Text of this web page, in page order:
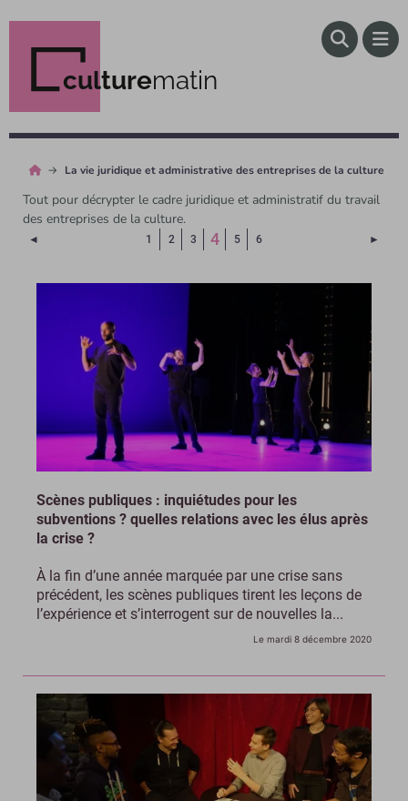
culturematin
La vie juridique et administrative des entreprises de la culture
Tout pour décrypter le cadre juridique et administratif du travail
des entreprises de la culture.
◄ 1 2 3 4(Page courante)
5 6 ►
Scènes publiques : inquiétudes pour les
subventions ? quelles relations avec les élus après
la crise ?
À la fin d’une année marquée par une crise sans
précédent, les scènes publiques tirent les leçons de
l’expérience et s’interrogent sur de nouvelles la...
Le mardi 8 décembre 2020